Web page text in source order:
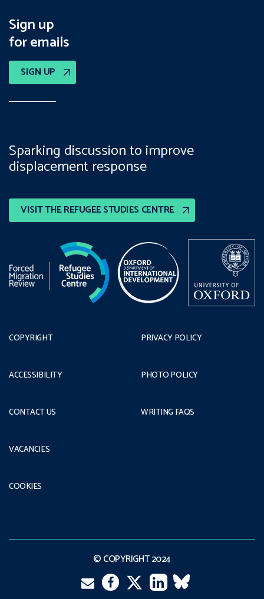
Sign up
for emails
SIGN UP
VISIT THE REFUGEE STUDIES CENTRE
Sparking discussion to improve
displacement response
COPYRIGHT
ACCESSIBILITY
CONTACT US
PRIVACY POLICY
PHOTO POLICY
WRITING FAQS
VACANCIES
COOKIES
© COPYRIGHT 2024
EmailFacebookTwitter
LinkedIn
VK